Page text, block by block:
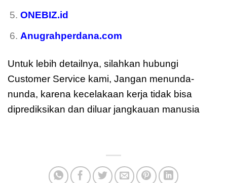
ONEBIZ.id
Anugrahperdana.com
Untuk lebih detailnya, silahkan hubungi
Customer Service kami, Jangan menunda-
nunda, karena kecelakaan kerja tidak bisa
diprediksikan dan diluar jangkauan manusia